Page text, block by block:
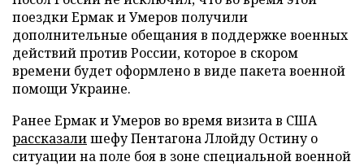
поездки Ермак и Умеров получили
дополнительные обещания в поддержке военных
действий против России, которое в скором
времени будет оформлено в виде пакета военной
помощи Украине.
Ранее Ермак и Умеров во время визита в США
рассказалишефу Пентагона Ллойду Остину о
ситуации на поле боя в зоне специальной военной